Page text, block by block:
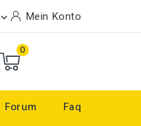
 Mein Konto
0
Forum Faq